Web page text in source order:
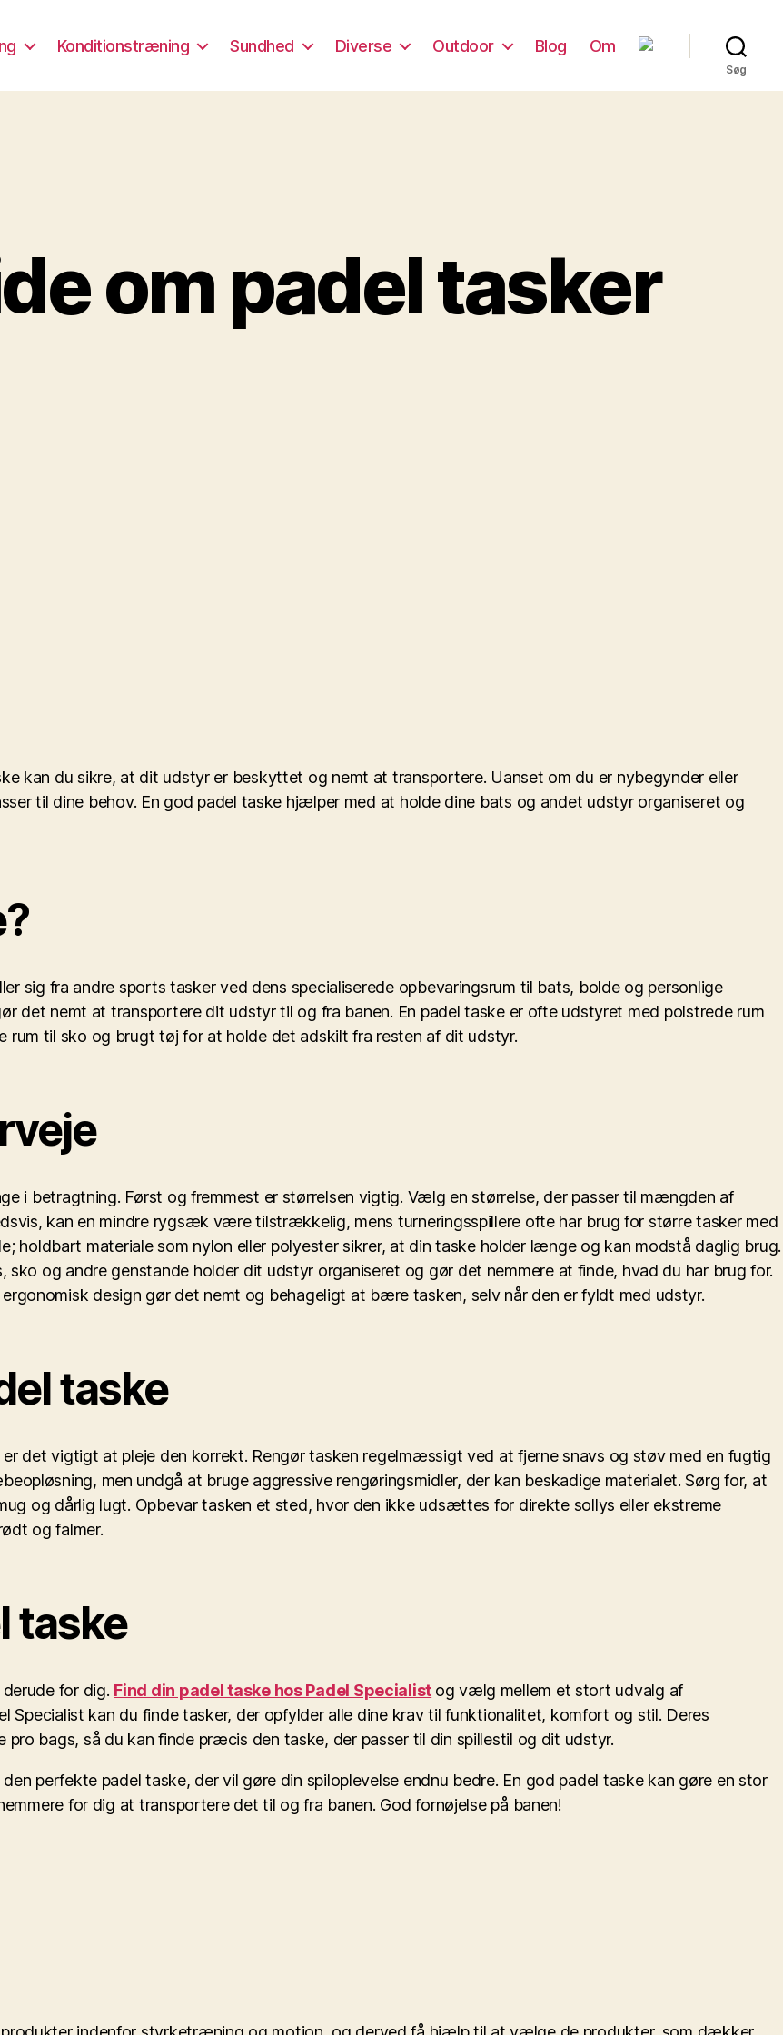
Konditionstræning Sundhed Diverse Outdoor Blog Om
Søg
om padel tasker
kan du sikre, at dit udstyr er beskyttet og nemt at transportere. Uanset om du er nybegynder eller
til dine behov. En god padel taske hjælper med at holde dine bats og andet udstyr organiseret og
sig fra andre sports tasker ved dens specialiserede opbevaringsrum til bats, bolde og personlige
det nemt at transportere dit udstyr til og fra banen. En padel taske er ofte udstyret med polstrede rum
til sko og brugt tøj for at holde det adskilt fra resten af dit udstyr.
i betragtning. Først og fremmest er størrelsen vigtig. Vælg en størrelse, der passer til mængden af
kan en mindre rygsæk være tilstrækkelig, mens turneringsspillere ofte har brug for større tasker med
holdbart materiale som nylon eller polyester sikrer, at din taske holder længe og kan modstå daglig brug.
sko og andre genstande holder dit udstyr organiseret og gør det nemmere at finde, hvad du har brug for.
design gør det nemt og behageligt at bære tasken, selv når den er fyldt med udstyr.
taske
det vigtigt at pleje den korrekt. Rengør tasken regelmæssigt ved at fjerne snavs og støv med en fugtig
men undgå at bruge aggressive rengøringsmidler, der kan beskadige materialet. Sørg for, at
og dårlig lugt. Opbevar tasken et sted, hvor den ikke udsættes for direkte sollys eller ekstreme
og falmer.
taske
for dig. Find din padel taske hos Padel Specialist og vælg mellem et stort udvalg af
Specialist kan du finde tasker, der opfylder alle dine krav til funktionalitet, komfort og stil. Deres
bags, så du kan finde præcis den taske, der passer til din spillestil og dit udstyr.
perfekte padel taske, der vil gøre din spiloplevelse endnu bedre. En god padel taske kan gøre en stor
for dig at transportere det til og fra banen. God fornøjelse på banen!